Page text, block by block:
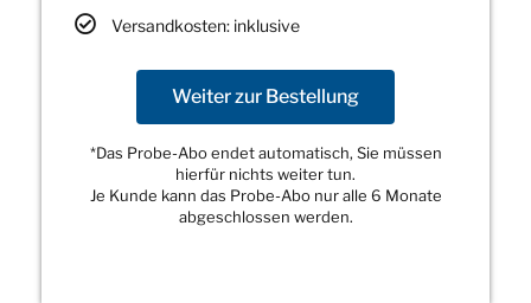
Versandkosten: inklusive
Weiter zur Bestellung
*Das Probe-Abo endet automatisch, Sie müssen
hierfür nichts weiter tun.
Je Kunde kann das Probe-Abo nur alle 6 Monate
abgeschlossen werden.